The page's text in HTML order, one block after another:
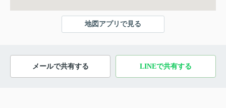
地図アプリで見る
メールで共有する LINEで共有する